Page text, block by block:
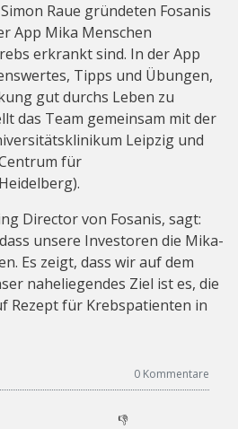
Raue gründeten Fosanis
App Mika Menschen
erkrankt sind. In der App
Tipps und Übungen,
gut durchs Leben zu
das Team gemeinsam mit der
Leipzig und
für
Director von Fosanis, sagt:
unsere Investoren die Mika-
Es zeigt, dass wir auf dem
naheliegendes Ziel ist es, die
Rezept für Krebspatienten in
0 Kommentare
👎